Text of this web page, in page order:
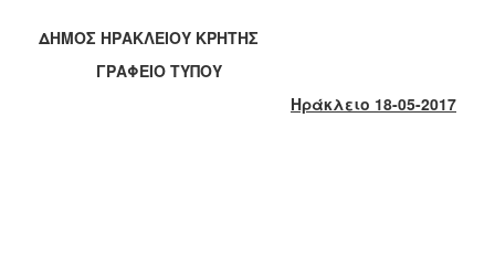
ΔΗΜΟΣ ΗΡΑΚΛΕΙΟΥ ΚΡΗΤΗΣ
ΓΡΑΦΕΙΟ ΤΥΠΟΥ
Ηράκλειο 18-05-2017